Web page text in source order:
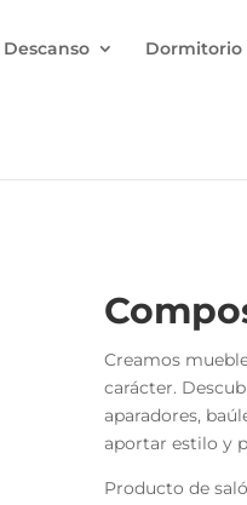
Descanso Dormitorio
Creamos
carácter.
aparadores,
aportar estilo y
Producto de